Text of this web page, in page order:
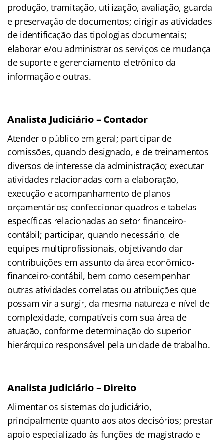
produção, tramitação, utilização, avaliação, guarda
e preservação de documentos; dirigir as atividades
de identificação das tipologias documentais;
elaborar e/ou administrar os serviços de mudança
de suporte e gerenciamento eletrônico da
informação e outras.
Analista Judiciário – Contador
Atender o público em geral; participar de
comissões, quando designado, e de treinamentos
diversos de interesse da administração; executar
atividades relacionadas com a elaboração,
execução e acompanhamento de planos
orçamentários; confeccionar quadros e tabelas
específicas relacionadas ao setor financeiro-
contábil; participar, quando necessário, de
equipes multiprofissionais, objetivando dar
contribuições em assunto da área econômico-
financeiro-contábil, bem como desempenhar
outras atividades correlatas ou atribuições que
possam vir a surgir, da mesma natureza e nível de
complexidade, compatíveis com sua área de
atuação, conforme determinação do superior
hierárquico responsável pela unidade de trabalho.
Analista Judiciário – Direito
Alimentar os sistemas do judiciário,
principalmente quanto aos atos decisórios; prestar
apoio especializado às funções de magistrado e